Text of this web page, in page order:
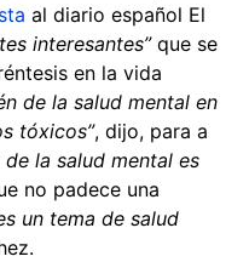
al diario español El
interesantes”que se
en la vida
de la salud mental en
tóxicos”, dijo, para a
de la salud mental es
no padece una
un tema de salud